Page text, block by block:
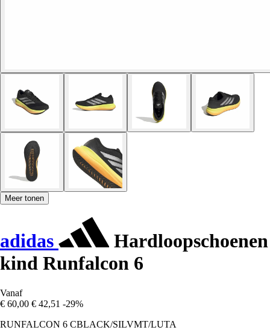
Meer tonen
adidas
Hardloopschoenen
kind Runfalcon 6
Vanaf
€ 60,00 € 42,51 -29%
RUNFALCON 6 CBLACK/SILVMT/LUTA